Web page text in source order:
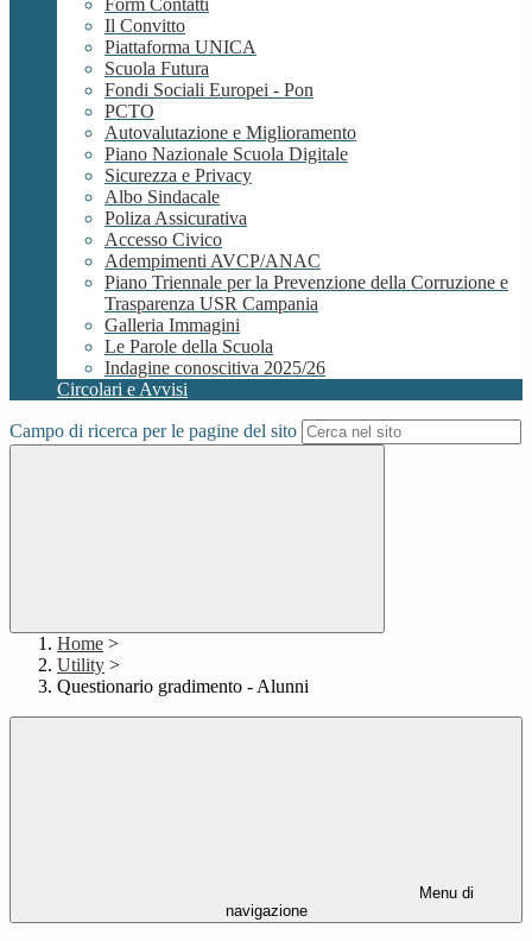
Form Contatti
Il Convitto
Piattaforma UNICA
Scuola Futura
Fondi Sociali Europei - Pon
PCTO
Autovalutazione e Miglioramento
Piano Nazionale Scuola Digitale
Sicurezza e Privacy
Albo Sindacale
Poliza Assicurativa
Accesso Civico
Adempimenti AVCP/ANAC
Piano Triennale per la Prevenzione della Corruzione e
Trasparenza USR Campania
Galleria Immagini
Le Parole della Scuola
Indagine conoscitiva 2025/26
Circolari e Avvisi
Campo di ricerca per le pagine del sito
Home >
Utility >
Questionario gradimento - Alunni
Menu di
navigazione